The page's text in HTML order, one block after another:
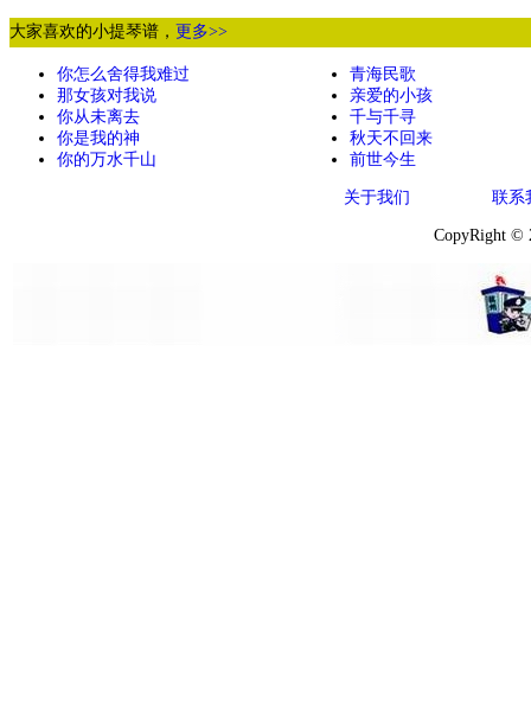
大家喜欢的小提琴谱， 更多>>
你怎么舍得我难过
那女孩对我说
你从未离去
你是我的神
你的万水千山
青海民歌
亲爱的小孩
千与千寻
秋天不回来
前世今生
关于我们 联系
CopyRight ©